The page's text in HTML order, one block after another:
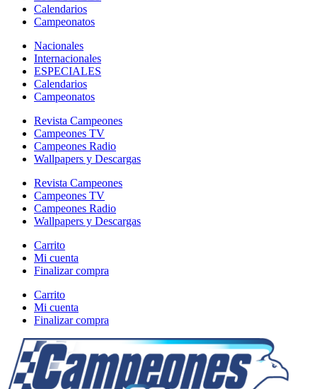
Calendarios
Campeonatos
Nacionales
Internacionales
ESPECIALES
Calendarios
Campeonatos
Revista Campeones
Campeones TV
Campeones Radio
Wallpapers y Descargas
Revista Campeones
Campeones TV
Campeones Radio
Wallpapers y Descargas
Carrito
Mi cuenta
Finalizar compra
Carrito
Mi cuenta
Finalizar compra